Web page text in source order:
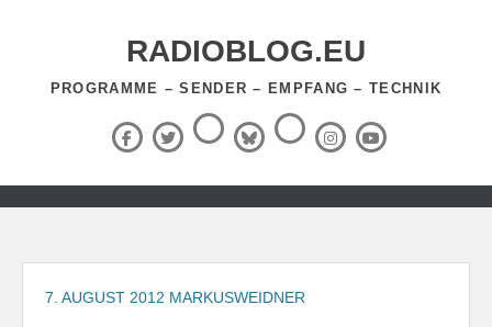
RADIOBLOG.EU
PROGRAMME – SENDER – EMPFANG – TECHNIK
Facebook
X
(Twitter)
ThreadsBlueSky
RSS-
Feed InstagramYouTube
Zum
springen
7. AUGUST 2012 MARKUSWEIDNER